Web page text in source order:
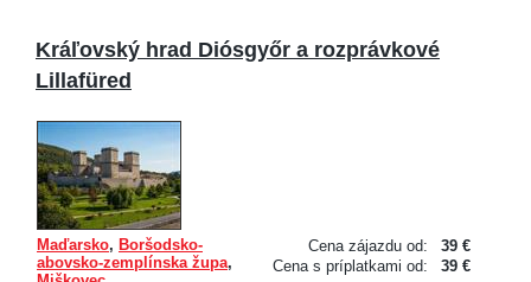
Kráľovský hrad Diósgyőr a rozprávkové
Lillafüred
Cena zájazdu od:
39 €
Cena s príplatkami od:
39 €
Maďarsko, Boršodsko-
abovsko-zemplínska župa,